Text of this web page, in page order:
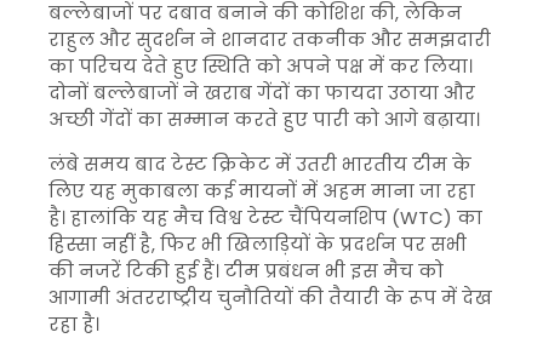
बल्लेबाजों पर दबाव बनाने की कोशिश की, लेकिन
राहुल और सुदर्शन ने शानदार तकनीक और समझदारी
का परिचय देते हुए स्थिति को अपने पक्ष में कर लिया।
दोनों बल्लेबाजों ने खराब गेंदों का फायदा उठाया और
अच्छी गेंदों का सम्मान करते हुए पारी को आगे बढ़ाया।
लंबे समय बाद टेस्ट क्रिकेट में उतरी भारतीय टीम के
लिए यह मुकाबला कई मायनों में अहम माना जा रहा
है। हालांकि यह मैच विश्व टेस्ट चैंपियनशिप (WTC) का
हिस्सा नहीं है, फिर भी खिलाड़ियों के प्रदर्शन पर सभी
की नजरें टिकी हुई हैं। टीम प्रबंधन भी इस मैच को
आगामी अंतरराष्ट्रीय चुनौतियों की तैयारी के रूप में देख
रहा है।